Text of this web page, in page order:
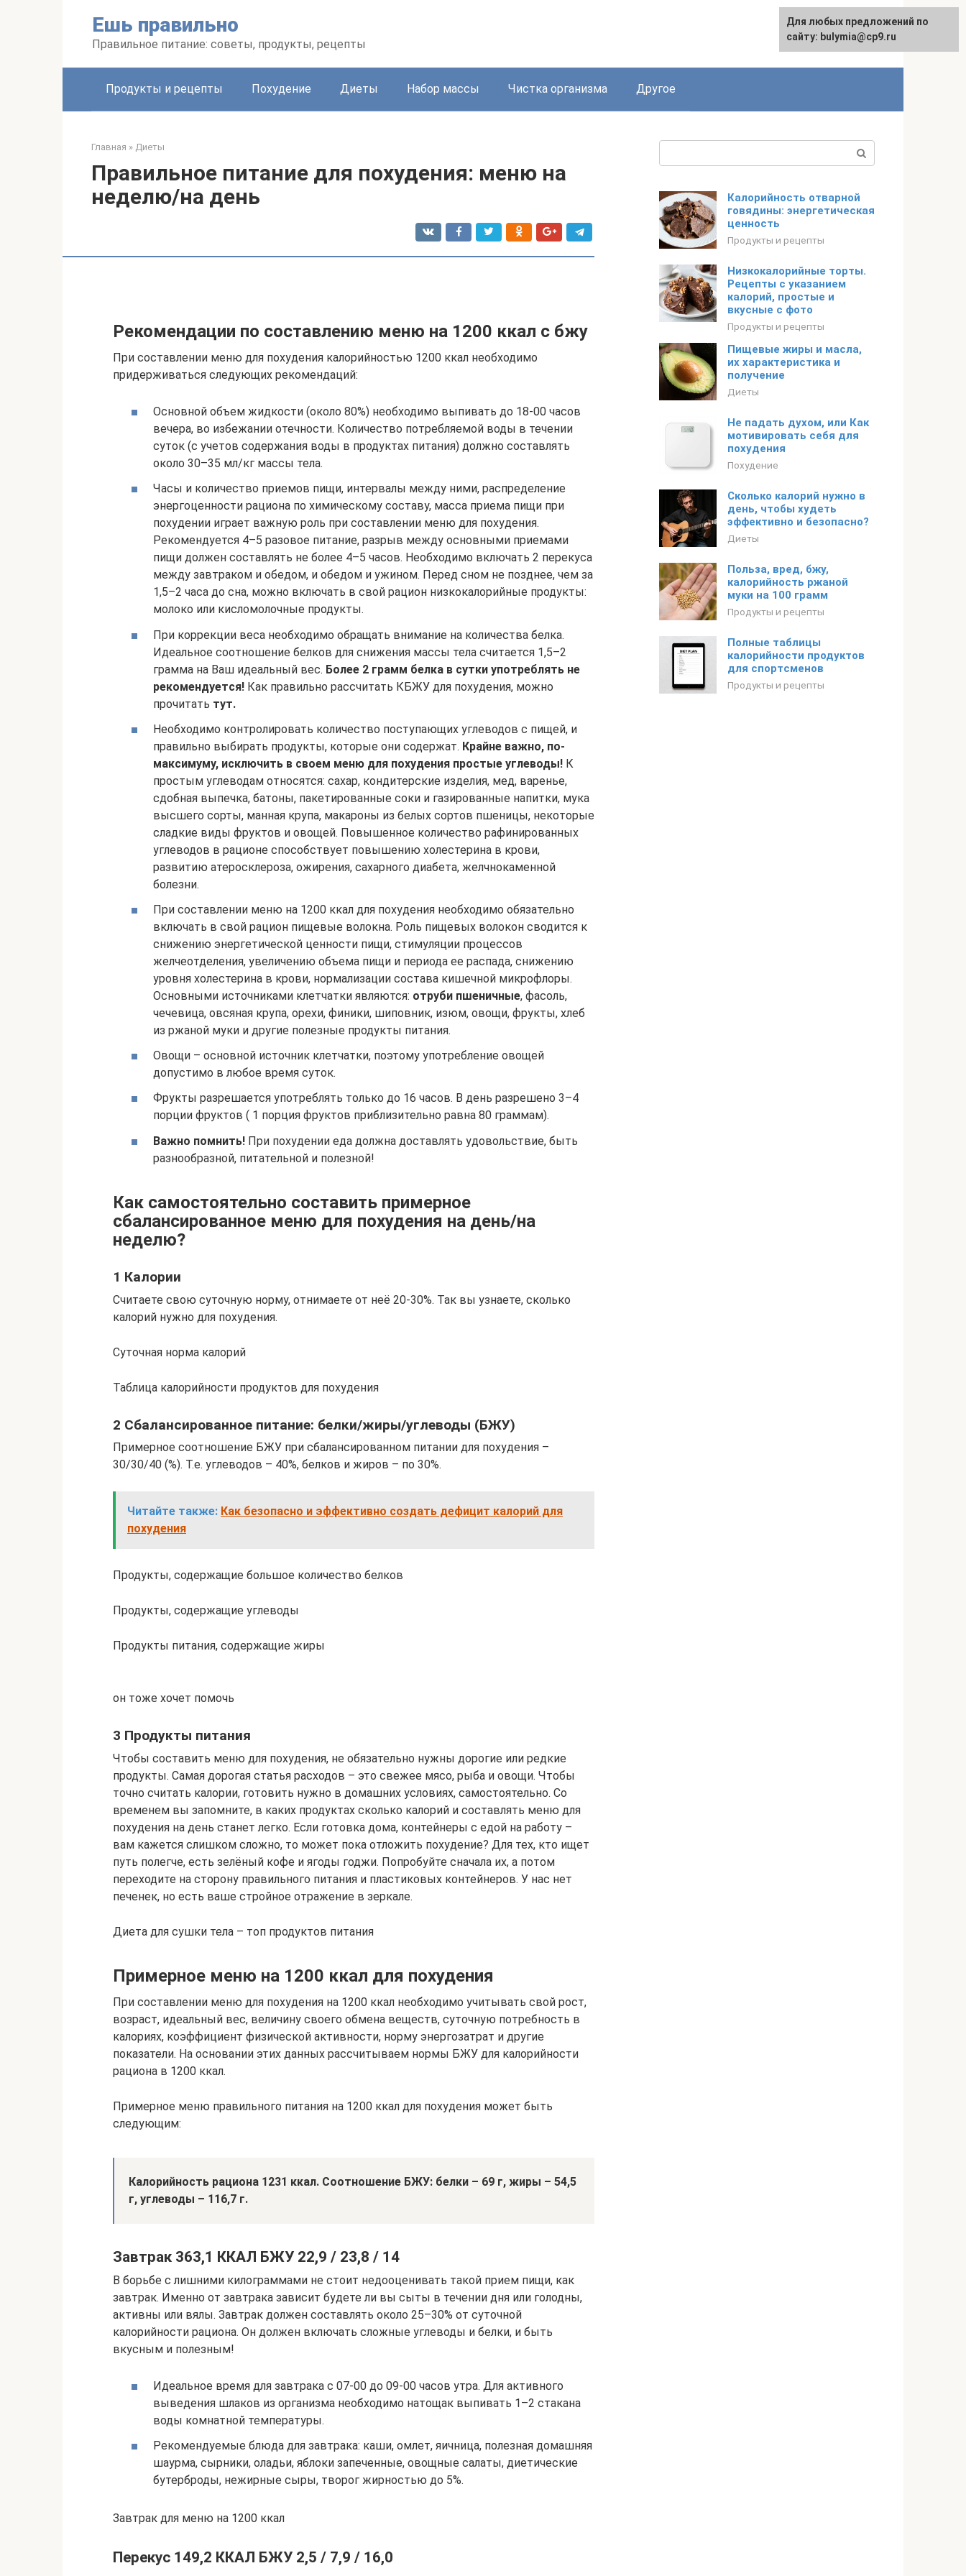
Ешь правильно
Правильное питание: советы, продукты, рецепты
Продукты и рецепты Похудение Диеты Набор массы Чистка организма Другое
Главная » Диеты
Правильное питание для похудения: меню на
неделю/на день
Рекомендации по составлению меню на 1200 ккал с бжу
При составлении меню для похудения калорийностью 1200 ккал необходимо
придерживаться следующих рекомендаций:
Основной объем жидкости (около 80%) необходимо выпивать до 18-00 часов
вечера, во избежании отечности. Количество потребляемой воды в течении
суток (с учетов содержания воды в продуктах питания) должно составлять
около 30–35 мл/кг массы тела.
Часы и количество приемов пищи, интервалы между ними, распределение
энергоценности рациона по химическому составу, масса приема пищи при
похудении играет важную роль при составлении меню для похудения.
Рекомендуется 4–5 разовое питание, разрыв между основными приемами
пищи должен составлять не более 4–5 часов. Необходимо включать 2 перекуса
между завтраком и обедом, и обедом и ужином. Перед сном не позднее, чем за
1,5–2 часа до сна, можно включать в свой рацион низкокалорийные продукты:
молоко или кисломолочные продукты.
При коррекции веса необходимо обращать внимание на количества белка.
Идеальное соотношение белков для снижения массы тела считается 1,5–2
грамма на Ваш идеальный вес. Более 2 грамм белка в сутки употреблять не
рекомендуется! Как правильно рассчитать КБЖУ для похудения, можно
прочитать тут.
Необходимо контролировать количество поступающих углеводов с пищей, и
правильно выбирать продукты, которые они содержат. Крайне важно, по-
максимуму, исключить в своем меню для похудения простые углеводы! К
простым углеводам относятся: сахар, кондитерские изделия, мед, варенье,
сдобная выпечка, батоны, пакетированные соки и газированные напитки, мука
высшего сорты, манная крупа, макароны из белых сортов пшеницы, некоторые
сладкие виды фруктов и овощей. Повышенное количество рафинированных
углеводов в рационе способствует повышению холестерина в крови,
развитию атеросклероза, ожирения, сахарного диабета, желчнокаменной
болезни.
При составлении меню на 1200 ккал для похудения необходимо обязательно
включать в свой рацион пищевые волокна. Роль пищевых волокон сводится к
снижению энергетической ценности пищи, стимуляции процессов
желчеотделения, увеличению объема пищи и периода ее распада, снижению
уровня холестерина в крови, нормализации состава кишечной микрофлоры.
Основными источниками клетчатки являются: отруби пшеничные, фасоль,
чечевица, овсяная крупа, орехи, финики, шиповник, изюм, овощи, фрукты, хлеб
из ржаной муки и другие полезные продукты питания.
Овощи – основной источник клетчатки, поэтому употребление овощей
допустимо в любое время суток.
Фрукты разрешается употреблять только до 16 часов. В день разрешено 3–4
порции фруктов ( 1 порция фруктов приблизительно равна 80 граммам).
Важно помнить! При похудении еда должна доставлять удовольствие, быть
разнообразной, питательной и полезной!
Как самостоятельно составить примерное
сбалансированное меню для похудения на день/на
неделю?
1 Калории
Считаете свою суточную норму, отнимаете от неё 20-30%. Так вы узнаете, сколько
калорий нужно для похудения.
Суточная норма калорий
Таблица калорийности продуктов для похудения
2 Сбалансированное питание: белки/жиры/углеводы (БЖУ)
Примерное соотношение БЖУ при сбалансированном питании для похудения –
30/30/40 (%). Т.е. углеводов – 40%, белков и жиров – по 30%.
Читайте также: Как безопасно и эффективно создать дефицит калорий для
похудения
Продукты, содержащие большое количество белков
Продукты, содержащие углеводы
Продукты питания, содержащие жиры
он тоже хочет помочь
3 Продукты питания
Чтобы составить меню для похудения, не обязательно нужны дорогие или редкие
продукты. Самая дорогая статья расходов – это свежее мясо, рыба и овощи. Чтобы
точно считать калории, готовить нужно в домашних условиях, самостоятельно. Со
временем вы запомните, в каких продуктах сколько калорий и составлять меню для
похудения на день станет легко. Если готовка дома, контейнеры с едой на работу –
вам кажется слишком сложно, то может пока отложить похудение? Для тех, кто ищет
путь полегче, есть зелёный кофе и ягоды годжи. Попробуйте сначала их, а потом
переходите на сторону правильного питания и пластиковых контейнеров. У нас нет
печенек, но есть ваше стройное отражение в зеркале.
Диета для сушки тела – топ продуктов питания
Примерное меню на 1200 ккал для похудения
При составлении меню для похудения на 1200 ккал необходимо учитывать свой рост,
возраст, идеальный вес, величину своего обмена веществ, суточную потребность в
калориях, коэффициент физической активности, норму энергозатрат и другие
показатели. На основании этих данных рассчитываем нормы БЖУ для калорийности
рациона в 1200 ккал.
Примерное меню правильного питания на 1200 ккал для похудения может быть
следующим:
Калорийность рациона 1231 ккал. Соотношение БЖУ: белки – 69 г, жиры – 54,5
г, углеводы – 116,7 г.
Завтрак 363,1 ККАЛ БЖУ 22,9 / 23,8 / 14
В борьбе с лишними килограммами не стоит недооценивать такой прием пищи, как
завтрак. Именно от завтрака зависит будете ли вы сыты в течении дня или голодны,
активны или вялы. Завтрак должен составлять около 25–30% от суточной
калорийности рациона. Он должен включать сложные углеводы и белки, и быть
вкусным и полезным!
Идеальное время для завтрака с 07-00 до 09-00 часов утра. Для активного
выведения шлаков из организма необходимо натощак выпивать 1–2 стакана
воды комнатной температуры.
Рекомендуемые блюда для завтрака: каши, омлет, яичница, полезная домашняя
шаурма, сырники, оладьи, яблоки запеченные, овощные салаты, диетические
бутерброды, нежирные сыры, творог жирностью до 5%.
Завтрак для меню на 1200 ккал
Перекус 149,2 ККАЛ БЖУ 2,5 / 7,9 / 16,0
Калорийность отварной
говядины: энергетическая
ценность
Продукты и рецепты
Низкокалорийные торты.
Рецепты с указанием
калорий, простые и
вкусные с фото
Продукты и рецепты
Пищевые жиры и масла,
их характеристика и
получение
Диеты
Не падать духом, или Как
мотивировать себя для
похудения
Похудение
Сколько калорий нужно в
день, чтобы худеть
эффективно и безопасно?
Диеты
Польза, вред, бжу,
калорийность ржаной
муки на 100 грамм
Продукты и рецепты
Полные таблицы
калорийности продуктов
для спортсменов
Продукты и рецепты
Для любых предложений по
сайту: bulymia@cp9.ru